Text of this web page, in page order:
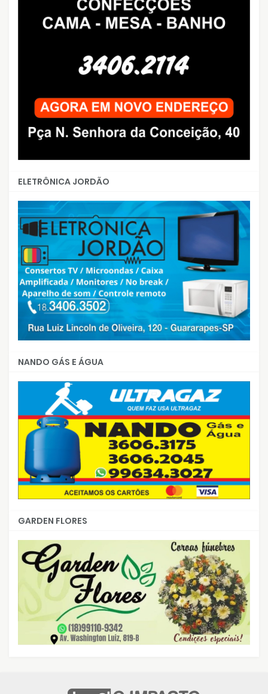
ELETRÔNICA JORDÃO
NANDO GÁS E ÁGUA
GARDEN FLORES